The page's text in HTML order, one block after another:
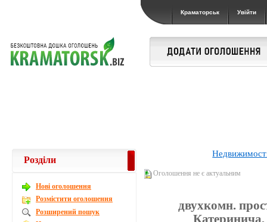
Краматорськ Увійти
Оголошення не є актуальним
двухкомн.
Катеринича,
Розділи
Новi оголошення
Розмістити оголошення
Розширений пошук